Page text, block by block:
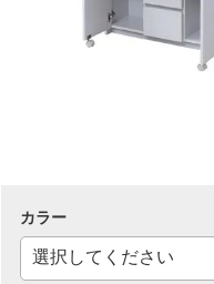
カラー